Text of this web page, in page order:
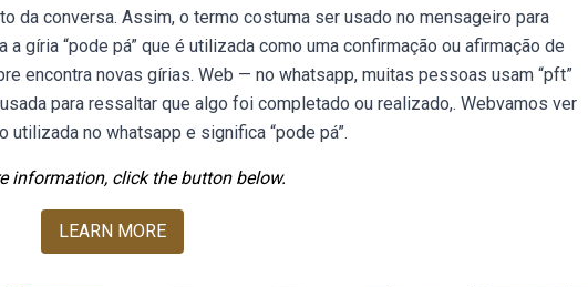
da conversa. Assim, o termo costuma ser usado no mensageiro para
gíria “pode pá” que é utilizada como uma confirmação ou afirmação de
encontra novas gírias. Web — no whatsapp, muitas pessoas usam “pft”
para ressaltar que algo foi completado ou realizado,. Webvamos ver
no whatsapp e significa “pode pá”.
information, click the button below.
LEARN MORE